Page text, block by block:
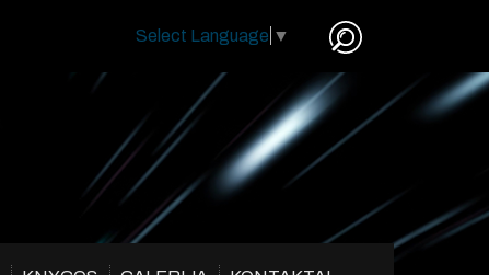
Select Language ▼